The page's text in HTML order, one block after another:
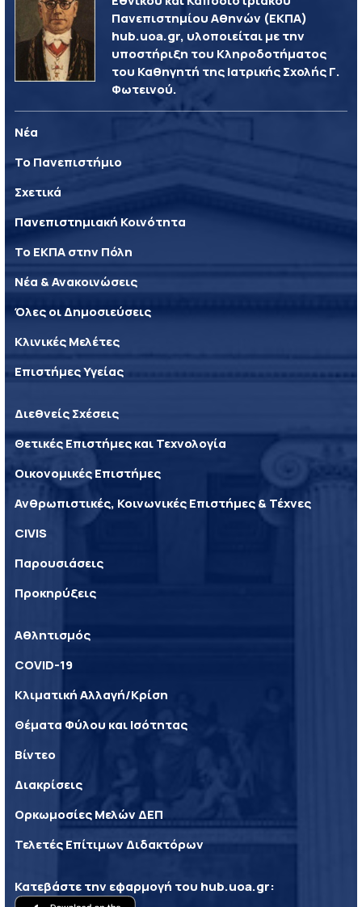
Πανεπιστημίου Αθηνών (ΕΚΠΑ)
hub.uoa.gr, υλοποιείται με την
υποστήριξη του Κληροδοτήματος
του Καθηγητή της Ιατρικής Σχολής Γ.
Φωτεινού.
Νέα
Το Πανεπιστήμιο
Σχετικά
Πανεπιστημιακή Κοινότητα
Το ΕΚΠΑ στην Πόλη
Νέα & Ανακοινώσεις
Όλες οι Δημοσιεύσεις
Κλινικές Μελέτες
Επιστήμες Υγείας
Διεθνείς Σχέσεις
Θετικές Επιστήμες και Τεχνολογία
Οικονομικές Επιστήμες
Ανθρωπιστικές, Κοινωνικές Επιστήμες & Τέχνες
CIVIS
Παρουσιάσεις
Προκηρύξεις
Αθλητισμός
COVID-19
Κλιματική Αλλαγή/Κρίση
Θέματα Φύλου και Ισότητας
Βίντεο
Διακρίσεις
Ορκωμοσίες Μελών ΔΕΠ
Τελετές Επίτιμων Διδακτόρων
Κατεβάστε την εφαρμογή του hub.uoa.gr: